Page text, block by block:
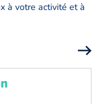
à votre activité et à